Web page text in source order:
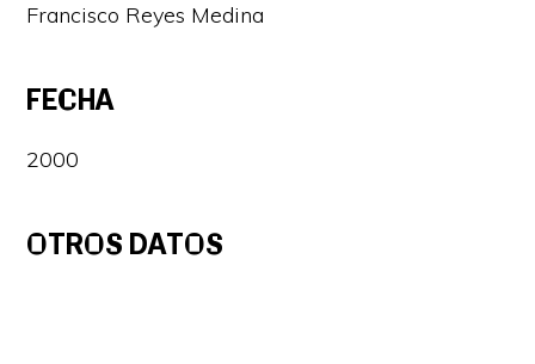
Francisco Reyes Medina
FECHA
2000
OTROS DATOS